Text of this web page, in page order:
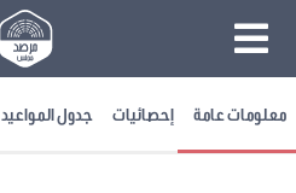
معلومات عامة إحصائيات جدول المواعيد